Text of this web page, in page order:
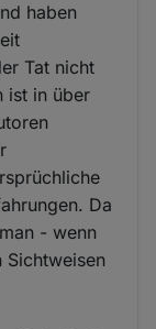
haben
Tat nicht
ist in über
Da
- wenn
Sichtweisen